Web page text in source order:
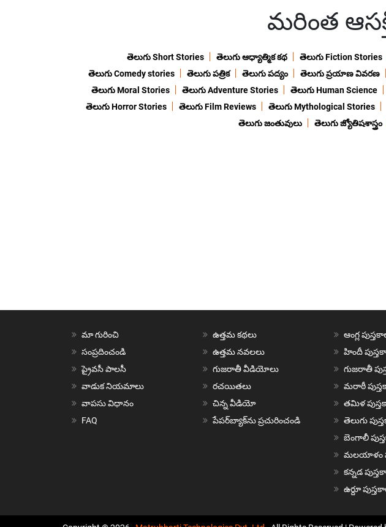
మరింత
తెలుగు Short Stories తెలుగు ఆధ్యాత్మిక కథ తెలుగు Fiction Stories
తెలుగు Comedy stories
తెలుగు పత్రిక తెలుగు పద్యం తెలుగు ప్రయాణ వివరణ
తెలుగు Moral Stories
తెలుగు Adventure Stories తెలుగు Human Science
తెలుగు Horror Stories
తెలుగు Film Reviews తెలుగు Mythological Stories
తెలుగు జంతువులు
తెలుగు జ్యోతిషశాస్త్రం
మా గురించి
సంప్రదించండి
ప్రైవసీ పాలసీ
వాడుక నియమాలు
వాపసు విధానం
FAQ
ఉత్తమ కథలు
ఉత్తమ నవలలు
గుజరాతీ వీడియోలు
రచయితలు
చిన్న వీడియో
పేపర్‌బ్యాక్‌ను ప్రచురించండి
ఆంగ్ల
హిందీ
గుజరాతీ
మరాఠీ
తమిళ
తెలుగు
బెంగాలీ
మలయాళం
కన్నడ
ఉర్దూ